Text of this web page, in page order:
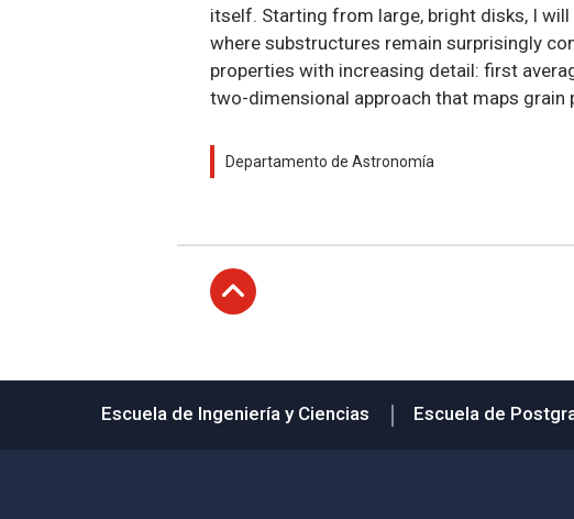
itself. Starting from large, bright disks, I
where substructures remain surprisingly
properties with increasing detail: first
two-dimensional approach that maps grain
Departamento de Astronomía
Escuela de Ingeniería y Ciencias Escuela de